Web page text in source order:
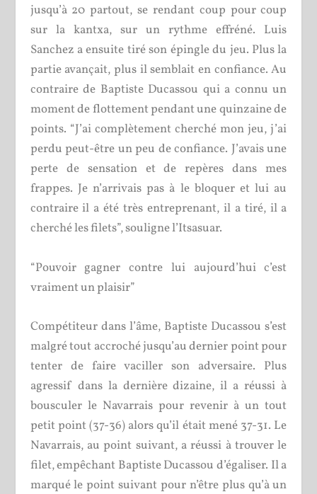
jusqu’à 20 partout, se rendant coup pour coup
sur la kantxa, sur un rythme effréné. Luis
Sanchez a ensuite tiré son épingle du jeu. Plus la
partie avançait, plus il semblait en confiance. Au
contraire de Baptiste Ducassou qui a connu un
moment de flottement pendant une quinzaine de
points. “J’ai complètement cherché mon jeu, j’ai
perdu peut-être un peu de confiance. J’avais une
perte de sensation et de repères dans mes
frappes. Je n’arrivais pas à le bloquer et lui au
contraire il a été très entreprenant, il a tiré, il a
cherché les filets”, souligne l’Itsasuar.
“Pouvoir gagner contre lui aujourd’hui c’est
vraiment un plaisir”
Compétiteur dans l’âme, Baptiste Ducassou s’est
malgré tout accroché jusqu’au dernier point pour
tenter de faire vaciller son adversaire. Plus
agressif dans la dernière dizaine, il a réussi à
bousculer le Navarrais pour revenir à un tout
petit point (37-36) alors qu’il était mené 37-31. Le
Navarrais, au point suivant, a réussi à trouver le
filet, empêchant Baptiste Ducassou d’égaliser. Il a
marqué le point suivant pour n’être plus qu’à un